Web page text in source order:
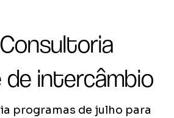
intercâmbio
programas de julho para